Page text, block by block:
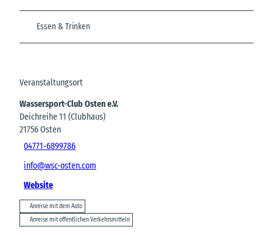
Essen & Trinken
Veranstaltungsort
Wassersport-Club Osten e.V.
Deichreihe 11 (Clubhaus)
21756Osten
04771-6899786
info@wsc-osten.com
Website
Anreise mit dem Auto
Anreise mit öffentlichen Verkehrsmitteln